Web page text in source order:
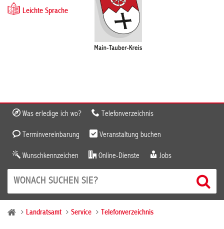
Leichte Sprache
Was erledige ich wo? Telefonverzeichnis
Terminvereinbarung Veranstaltung buchen
Wunschkennzeichen Online-Dienste Jobs
Landratsamt Service Telefonverzeichnis